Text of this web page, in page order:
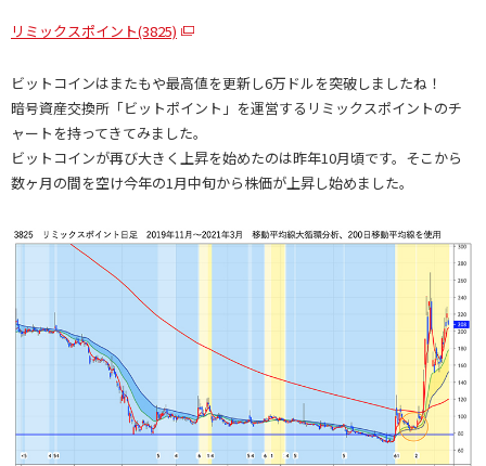
リミックスポイント(3825)
ビットコインはまたもや最高値を更新し6万ドルを突破しましたね！
暗号資産交換所「ビットポイント」を運営するリミックスポイントのチ
ャートを持ってきてみました。
ビットコインが再び大きく上昇を始めたのは昨年10月頃です。そこから
数ヶ月の間を空け今年の1月中旬から株価が上昇し始めました。